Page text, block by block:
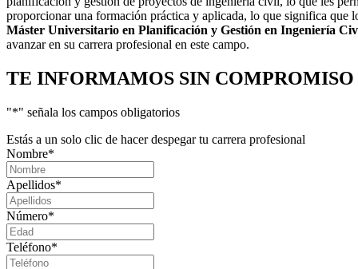
proporcionar una formación práctica y aplicada, lo que significa que
Máster Universitario en Planificación y Gestión en Ingeniería
avanzar en su carrera profesional en este campo.
TE INFORMAMOS SIN COMPROMISO
"*" señala los campos obligatorios
Estás a un solo clic de hacer despegar tu carrera profesional
Nombre*
Apellidos*
Número*
Teléfono*